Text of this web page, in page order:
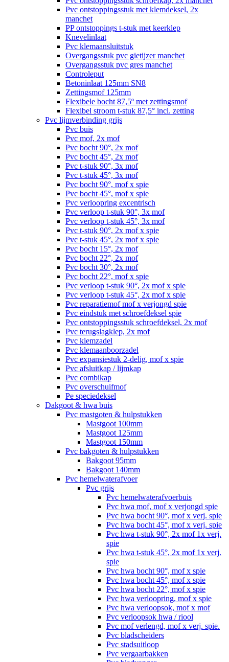
Pvc ontstoppingsstuk met klemdeksel, 2x
manchet
PP ontstoppings t-stuk met keerklep
Knevelinlaat
Pvc klemaansluitstuk
Overgangsstuk pvc gietijzer manchet
Overgangsstuk pvc gres manchet
Controleput
Betoninlaat 125mm SN8
Zettingsmof 125mm
Flexibele bocht 87,5º met zettingsmof
Flexibel stroom t-stuk 87,5° incl. zetting
Pvc lijmverbinding grijs
Pvc buis
Pvc mof, 2x mof
Pvc bocht 90°, 2x mof
Pvc bocht 45°, 2x mof
Pvc t-stuk 90°, 3x mof
Pvc t-stuk 45°, 3x mof
Pvc bocht 90°, mof x spie
Pvc bocht 45°, mof x spie
Pvc verloopring excentrisch
Pvc verloop t-stuk 90°, 3x mof
Pvc verloop t-stuk 45°, 3x mof
Pvc t-stuk 90°, 2x mof x spie
Pvc t-stuk 45°, 2x mof x spie
Pvc bocht 15°, 2x mof
Pvc bocht 22°, 2x mof
Pvc bocht 30°, 2x mof
Pvc bocht 22°, mof x spie
Pvc verloop t-stuk 90°, 2x mof x spie
Pvc verloop t-stuk 45°, 2x mof x spie
Pvc reparatiemof mof x verjongd spie
Pvc eindstuk met schroefdeksel spie
Pvc ontstoppingsstuk schroefdeksel, 2x mof
Pvc terugslagklep, 2x mof
Pvc klemzadel
Pvc klemaanboorzadel
Pvc expansiestuk 2-delig, mof x spie
Pvc afsluitkap / lijmkap
Pvc combikap
Pvc overschuifmof
Pe speciedeksel
Dakgoot & hwa buis
Pvc mastgoten & hulpstukken
Mastgoot 100mm
Mastgoot 125mm
Mastgoot 150mm
Pvc bakgoten & hulpstukken
Bakgoot 95mm
Bakgoot 140mm
Pvc hemelwaterafvoer
Pvc grijs
Pvc hemelwaterafvoerbuis
Pvc hwa mof, mof x verjongd spie
Pvc hwa bocht 90°, mof x verj. spie
Pvc hwa bocht 45°, mof x verj. spie
Pvc hwa t-stuk 90°, 2x mof 1x verj.
spie
Pvc hwa t-stuk 45°, 2x mof 1x verj.
spie
Pvc hwa bocht 90°, mof x spie
Pvc hwa bocht 45°, mof x spie
Pvc hwa bocht 22°, mof x spie
Pvc hwa verloopring, mof x spie
Pvc hwa verloopsok, mof x mof
Pvc verloopsok hwa / riool
Pvc mof verlengd, mof x verj. spie.
Pvc bladscheiders
Pvc stadsuitloop
Pvc vergaarbakken